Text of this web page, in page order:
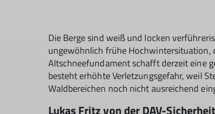
Die Berge sind weiß und locken
ungewöhnlich frühe Hochwintersituation,
Altschneefundament schafft derzeit eine
besteht erhöhte Verletzungsgefahr, weil
Waldbereichen noch nicht ausreichend
Lukas Fritz von der DAV-